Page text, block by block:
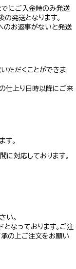
にご入金時のみ発送
発送となります。
のお返事がないと発送
ただくことができま
仕上り日時以降にご来
す。
対応しております。
い。
なっております。ご注
承の上ご注文をお願い